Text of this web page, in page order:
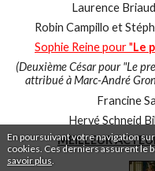
En poursuivant votre navigation
cookies. Ces derniers assurent le
savoir plus
Laurence
Robin Campillo et
Sophie Reine pour "Le
(Deuxième César pour "Le
attribué à Marc-André
Francine
Hervé Schneid
MEILLEUR